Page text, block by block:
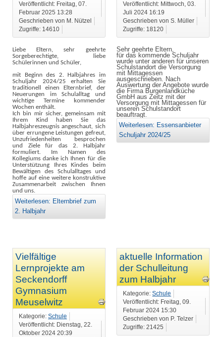
Veröffentlicht: Freitag, 07.
Februar 2025 13:28
Geschrieben von M. Nützel
Zugriffe: 14610
Liebe Eltern, sehr geehrte
Sorgeberechtigte,
liebe
Schülerinnen und Schüler,
mit Beginn des 2. Halbjahres im
Schuljahr 2024/25 erhalten Sie
traditionell einen Elternbrief, der
Neuerungen im Schulalltag und
wichtige Termine kommender
Wochen enthält.
Ich bin mir sicher, gemeinsam mit
Ihrem Kind haben Sie das
Halbjahreszeugnis angeschaut, sich
über errungene Leistungen gefreut,
Unzufriedenheiten besprochen
und Ziele für das 2. Halbjahr
formuliert. Im Namen des
Kollegiums danke ich Ihnen für die
Unterstützung Ihres Kindes beim
Bewältigen des Schulalltages und
hoffe auf eine weitere konstruktive
Zusammenarbeit zwischen Ihnen
und uns.
Weiterlesen: Elternbrief zum
2. Halbjahr
Veröffentlicht: Mittwoch, 03.
Juli 2024 16:19
Geschrieben von S. Müller
Zugriffe: 18120
Sehr geehrte Eltern,
für das kommende Schuljahr
wurde unter anderen für unseren
Schulstandort die Versorgung
mit Mittagessen
ausgeschrieben. Nach
Auswertung der Angebote wurde
die Firma Burgenlandküche
GmbH aus Zeitz mit der
Versorgung mit Mittagessen für
unseren Schulstandort
beauftragt.
Weiterlesen: Essensanbieter
Schuljahr 2024/25
Vielfältige
Lernprojekte am
Seckendorff
Gymnasium
Meuselwitz
Kategorie: Schule
Veröffentlicht: Dienstag, 22.
Oktober 2024 20:39
aktuelle Information
der Schulleitung
zum Halbjahr
Kategorie:Schule
Veröffentlicht: Freitag, 09.
Februar 2024 15:30
Geschrieben von P. Telzer
Zugriffe: 21425